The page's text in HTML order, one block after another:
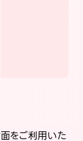
面をご利用いた